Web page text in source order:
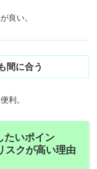
良い。
間に合う
利。
たいポイン
スクが高い理由